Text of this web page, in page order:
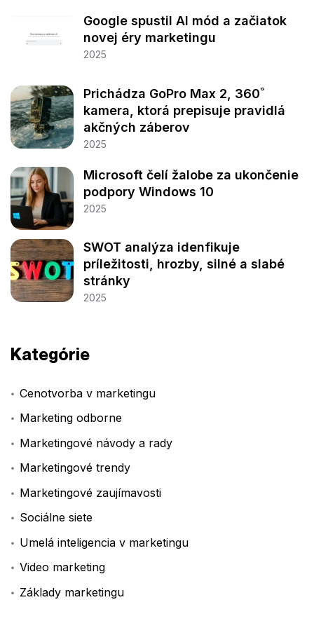
Google spustil AI mód a začiatok
novej éry marketingu
2025
Prichádza GoPro Max 2, 360˚
kamera, ktorá prepisuje pravidlá
akčných záberov
2025
Microsoft čelí žalobe za ukončenie
podpory Windows 10
2025
SWOT analýza idenfikuje
príležitosti, hrozby, silné a slabé
stránky
2025
Kategórie
Cenotvorba v marketingu
Marketing odborne
Marketingové návody a rady
Marketingové trendy
Marketingové zaujímavosti
Sociálne siete
Umelá inteligencia v marketingu
Video marketing
Základy marketingu